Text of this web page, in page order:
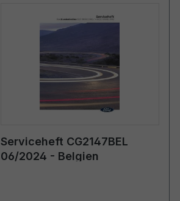
Serviceheft CG2147BEL
06/2024 - Belgien